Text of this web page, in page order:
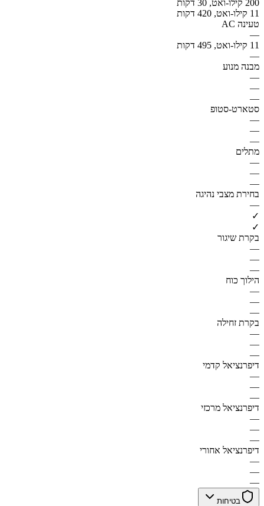
200 קילו-ואט, 30 דקות
11 קילו-ואט, 420 דקות
טעינה AC
—
11 קילו-ואט, 495 דקות
—
מבנה מנוע
—
—
—
סטארט-סטופ
—
—
—
מתלים
—
—
—
בחירת מצבי נהיגה
—
✓
✓
בקרת שיגור
—
—
—
הילוך כוח
—
—
—
בקרת זחילה
—
—
—
דיפרנציאל קדמי
—
—
—
דיפרנציאל מרכזי
—
—
—
דיפרנציאל אחורי
—
—
—
בטיחות